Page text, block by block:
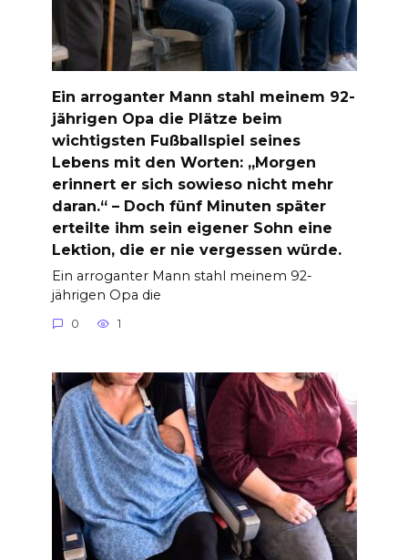
Ein arroganter Mann stahl meinem 92-
jährigen Opa die Plätze beim
wichtigsten Fußballspiel seines
Lebens mit den Worten: „Morgen
erinnert er sich sowieso nicht mehr
daran.“ – Doch fünf Minuten später
erteilte ihm sein eigener Sohn eine
Lektion, die er nie vergessen würde.
Ein arroganter Mann stahl meinem 92-
jährigen Opa die
0 1